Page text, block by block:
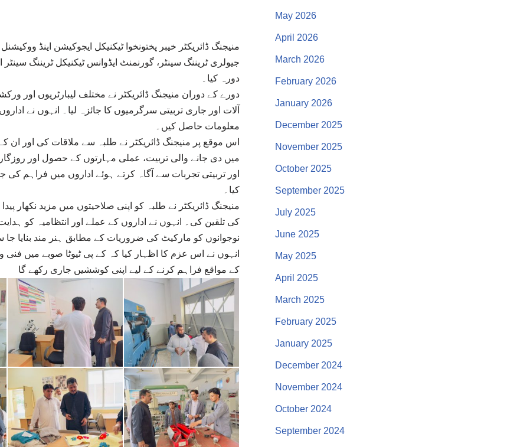
منیجنگ ڈائریکٹر خیبر پختونخوا ٹیکنیکل ایجوکیشن اینڈ
جیولری ٹریننگ سینٹر، گورنمنٹ ایڈوانس ٹیکنیکل ٹریننگ
دورہ کیا۔
دورے کے دوران منیجنگ ڈائریکٹر نے مختلف لیبارٹریوں اور
آلات اور جاری تربیتی سرگرمیوں کا جائزہ لیا۔ انہوں نے
معلومات حاصل کیں۔
اس موقع پر منیجنگ ڈائریکٹر نے طلبہ سے ملاقات کی اور
میں دی جانے والی تربیت، عملی مہارتوں کے حصول اور
اور تربیتی تجربات سے آگاہ کرتے ہوئے اداروں میں فراہم کی
کیا۔
منیجنگ ڈائریکٹر نے طلبہ کو اپنی صلاحیتوں میں مزید نکھار
کی تلقین کی۔ انہوں نے اداروں کے عملے اور انتظامیہ کو ہدایت
نوجوانوں کو مارکیٹ کی ضروریات کے مطابق ہنر مند بنایا جا
انہوں نے اس عزم کا اظہار کیا کہ کے پی ٹیوٹا صوبے میں فنی
کے مواقع فراہم کرنے کے لیے اپنی کوششیں جاری رکھے گا
May 2026
April 2026
March 2026
February 2026
January 2026
December 2025
November 2025
October 2025
September 2025
July 2025
June 2025
May 2025
April 2025
March 2025
February 2025
January 2025
December 2024
November 2024
October 2024
September 2024